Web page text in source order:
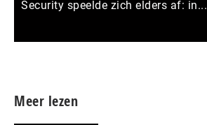
Security speelde zich elders af: in...
Meer lezen